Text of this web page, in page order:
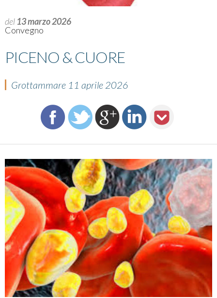
del 13 marzo 2026
Convegno
PICENO & CUORE
Grottammare 11 aprile 2026